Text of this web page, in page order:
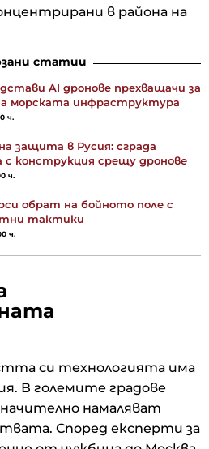
в района на
статии
AI дронове прехващачи за
морската инфраструктура
ч.
защита в Русия: сграда
с конструкция срещу дронове
ч.
обрат на бойното поле с
тактики
ч.
си технологията има
В големите градове
намаляват
Според експерти за